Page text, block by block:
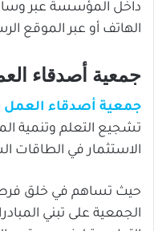
داخل المؤسسة عبر
الهاتف أو عبر الموقع
جمعية أصدقاء
جمعية أصدقاء العمل
تشجيع التعلم وتنمية
الاستثمار في الطاقات
حيث تساهم في خلق فرص
الجمعية على تبني